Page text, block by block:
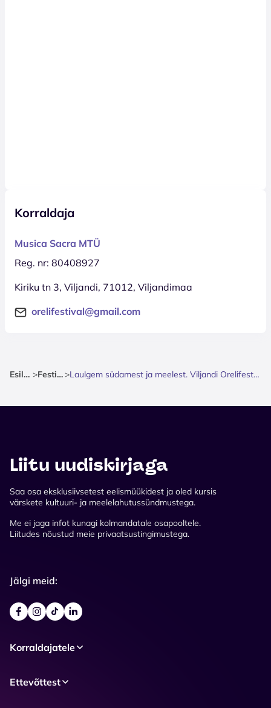
Korraldaja
Musica Sacra MTÜ
Reg. nr: 80408927
Kiriku tn 3, Viljandi, 71012, Viljandimaa
orelifestival@gmail.com
Esileht > Festival > Laulgem südamest ja meelest. Viljandi Orelifestival 2026
Liitu uudiskirjaga
Saa osa eksklusiivsetest eelismüükidest ja oled kursis
värskete kultuuri- ja meelelahutussündmustega.
Me ei jaga infot kunagi kolmandatale osapooltele.
Liitudes nõustud meie privaatsustingimustega.
Jälgi meid:
Korraldajatele
Ettevõttest